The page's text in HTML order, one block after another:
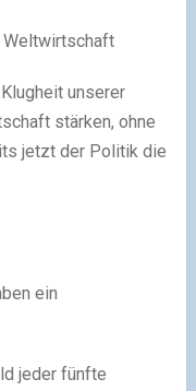
Weltwirtschaft
unserer
stärken, ohne
jetzt der Politik die
ein
jeder fünfte